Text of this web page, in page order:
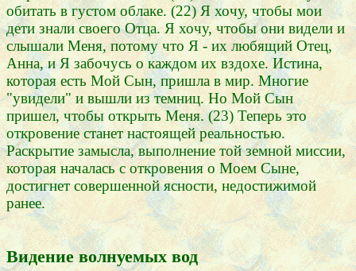
обитать в густом облаке. (22) Я хочу, чтобы мои
дети знали своего Отца. Я хочу, чтобы они видели и
слышали Меня, потому что Я - их любящий Отец,
Анна, и Я забочусь о каждом их вздохе. Истина,
которая есть Мой Сын, пришла в мир. Многие
"увидели" и вышли из темниц. Но Мой Сын
пришел, чтобы открыть Меня. (23) Теперь это
откровение станет настоящей реальностью.
Раскрытие замысла, выполнение той земной миссии,
которая началась с откровения о Моем Сыне,
достигнет совершенной ясности, недостижимой
ранее.
Видение волнуемых вод